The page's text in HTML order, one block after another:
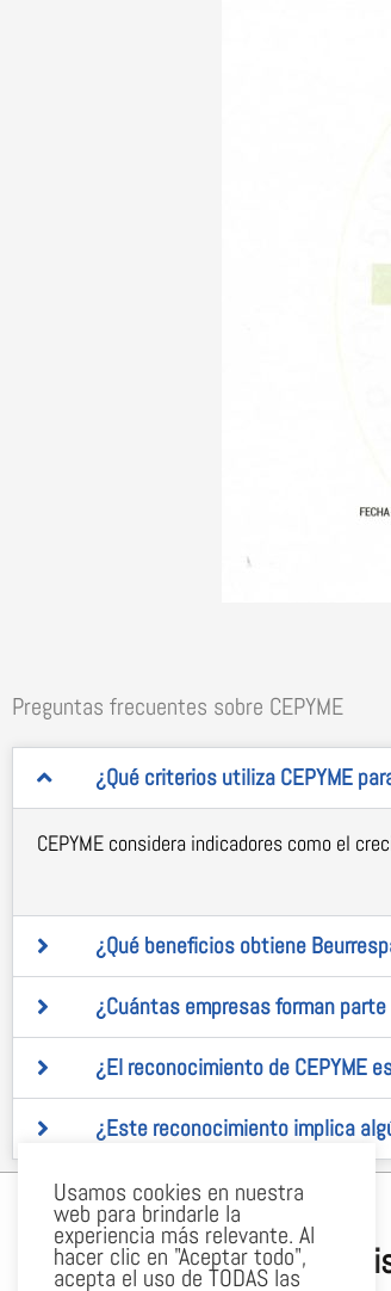
Preguntas frecuentes sobre CEPYME
¿Qué criterios utiliza CEPYME
CEPYME considera indicadores como el
¿Qué beneficios obtiene
¿Cuántas empresas forman
¿El reconocimiento de CEPYME
¿Este reconocimiento implica
Usamos cookies en nuestra
web para brindarle la
experiencia más relevante. Al
hacer clic en "Aceptar todo",
acepta el uso de TODAS las